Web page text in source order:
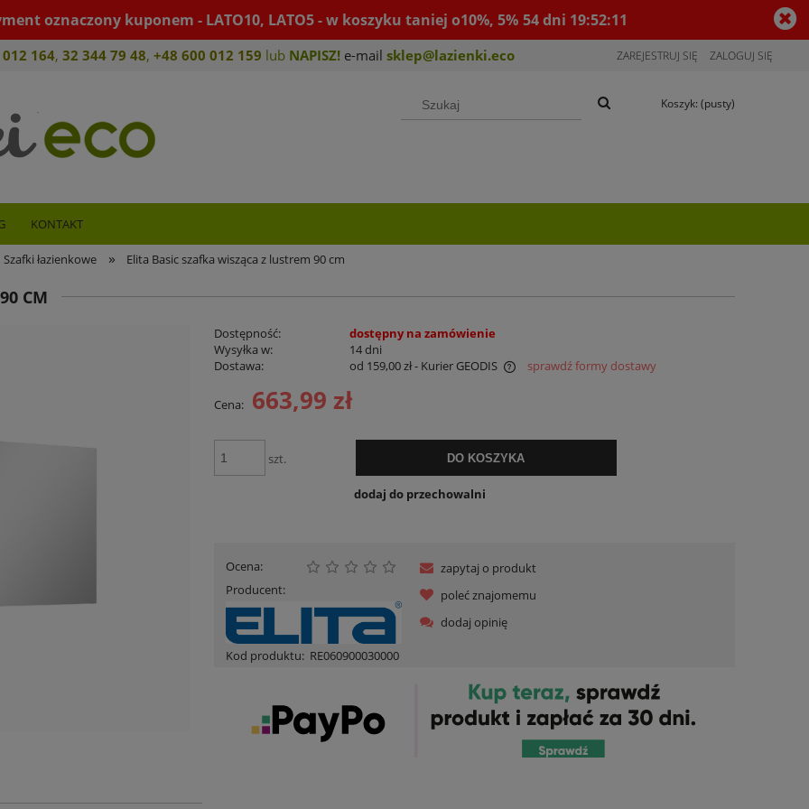
oznaczony kuponem - LATO10, LATO5 - w koszyku taniej o10%, 5% 54dni 19:52:10
164, 32 344 79 48, +48 600 012 159 lub NAPISZ! e-mail sklep@lazienki.eco ZAREJESTRUJ SIĘ ZALOGUJ SIĘ
Koszyk: (pusty)
KONTAKT
Szafki łazienkowe » Elita Basic szafka wisząca z lustrem 90 cm
CM
Dostępność:
dostępny na zamówienie
Wysyłka w:
14 dni
Dostawa:
od 159,00 zł- Kurier GEODIS
Cena nie zawiera ewentualnych kosztów
sprawdź formy dostawy
Cena: 663,99 zł
szt. DO KOSZYKA
dodaj do przechowalni
Ocena:
Producent:
Kod produktu: RE060900030000
zapytaj o produkt
poleć znajomemu
dodaj opinię